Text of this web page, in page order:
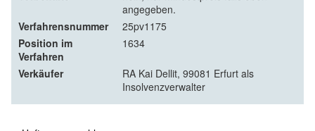
angegeben.
Verfahrensnummer
25pv1175
Position im
Verfahren
1634
Verkäufer
RA Kai Dellit, 99081 Erfurt als
Insolvenzverwalter